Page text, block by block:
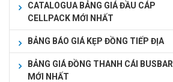
CATALOGUA BẢNG GIÁ ĐẦU CÁP
CELLPACK MỚI NHẤT
BẢNG BÁO GIÁ KẸP ĐỒNG TIẾP ĐỊA
BẢNG GIÁ ĐỒNG THANH CÁI BUSBAR
MỚI NHẤT